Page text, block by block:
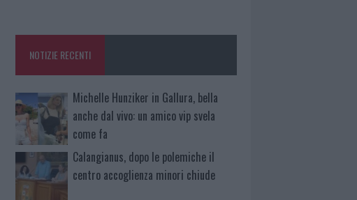
NOTIZIE RECENTI
Michelle Hunziker in Gallura, bella
anche dal vivo: un amico vip svela
come fa
Calangianus, dopo le polemiche il
centro accoglienza minori chiude